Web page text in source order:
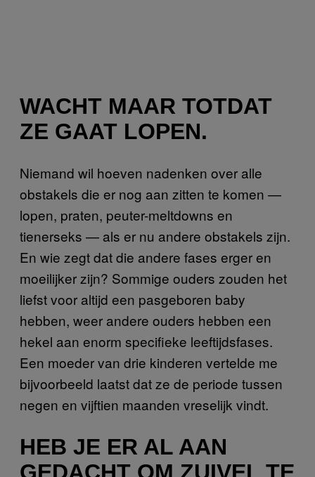
WACHT MAAR TOTDAT
ZE GAAT LOPEN.
Niemand wil hoeven nadenken over alle
obstakels die er nog aan zitten te komen —
lopen, praten, peuter-meltdowns en
tienerseks — als er nu andere obstakels zijn.
En wie zegt dat die andere fases erger en
moeilijker zijn? Sommige ouders zouden het
liefst voor altijd een pasgeboren baby
hebben, weer andere ouders hebben een
hekel aan enorm specifieke leeftijdsfases.
Een moeder van drie kinderen vertelde me
bijvoorbeeld laatst dat ze de periode tussen
negen en vijftien maanden vreselijk vindt.
HEB JE ER AL AAN